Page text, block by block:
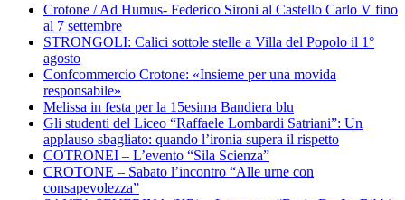
Crotone / Ad Humus- Federico Sironi al Castello Carlo V fino
al 7 settembre
STRONGOLI: Calici sottole stelle a Villa del Popolo il 1°
agosto
Confcommercio Crotone: «Insieme per una movida
responsabile»
Melissa in festa per la 15esima Bandiera blu
Gli studenti del Liceo “Raffaele Lombardi Satriani”: Un
applauso sbagliato: quando l’ironia supera il rispetto
COTRONEI – L’evento “Sila Scienza”
CROTONE – Sabato l’incontro “Alle urne con
consapevolezza”